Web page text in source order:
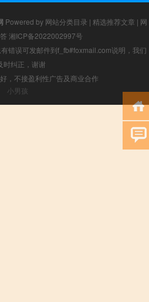
Powered by 网站分类目录 | 精选推荐文章 | 网
湘ICP备2022002997号
错误可发邮件到f_fb#foxmail.com说明，我们
时纠正，谢谢
，不接盈利性广告及商业合作
小男孩